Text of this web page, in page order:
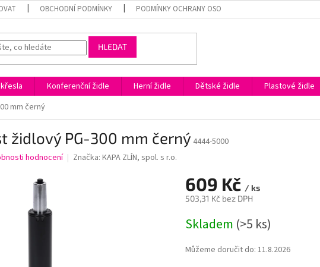
OBCHODNÍ PODMÍNKY PODMÍNKY OCHRANY OSOBNÍCH ÚDAJŮ
HLEDAT
Konferenční židle Herní židle Dětské židle Plastové židle
mm černý
židlový PG-300 mm černý 4444-5000
hodnocení Značka: KAPA ZLÍN, spol. s r.o.
609 Kč / ks
503,31 Kč bez DPH
cena:
Skladem (>5 ks)
Můžeme doručit do: 11.8.2026